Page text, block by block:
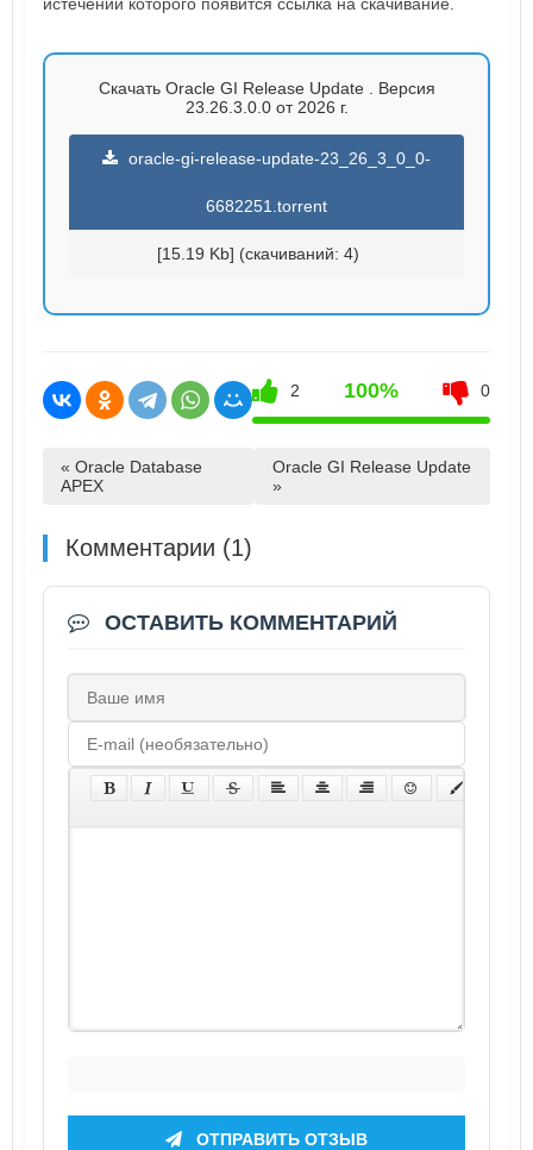
Скачать Oracle GI Release Update . Версия
23.26.3.0.0 от 2026 г.
oracle-gi-release-update-23_26_3_0_0-
6682251.torrent
[15.19 Kb] (cкачиваний: 4)
2 100% 0
« Oracle Database
APEX
Oracle GI Release Update
»
Комментарии (1)
ОСТАВИТЬ КОММЕНТАРИЙ
ОТПРАВИТЬ ОТЗЫВ